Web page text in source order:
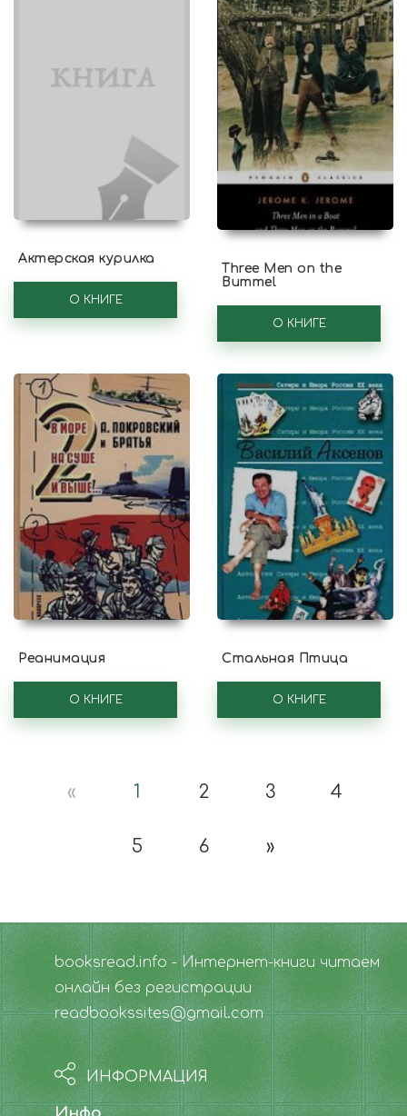
Актерская курилка
О КНИГЕ
Three Men on the
Bummel
О КНИГЕ
Реанимация
О КНИГЕ
Стальная Птица
О КНИГЕ
« 1 2 3 4
5 6 »
booksread.info - Интернет-книги читаем
онлайн без регистрации
readbookssites@gmail.com
ИНФОРМАЦИЯ